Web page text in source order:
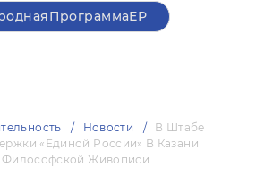
Новости
В Штабе
«Единой России» В Казани
Философской Живописи